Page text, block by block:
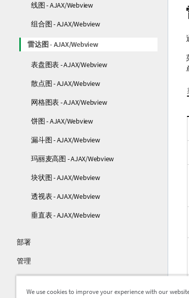
线图 - AJAX/Webview
组合图 - AJAX/Webview
雷达图 - AJAX/Webview
表盘图表 - AJAX/Webview
散点图 - AJAX/Webview
网格图表 - AJAX/Webview
饼图 - AJAX/Webview
漏斗图 - AJAX/Webview
玛丽麦高图 - AJAX/Webview
块状图 - AJAX/Webview
透视表 - AJAX/Webview
垂直表 - AJAX/Webview
部署
管理
We use cookies to improve your experience with our